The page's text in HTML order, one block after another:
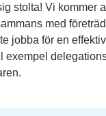
stolta! Vi kommer
med
jobba för en
exempel